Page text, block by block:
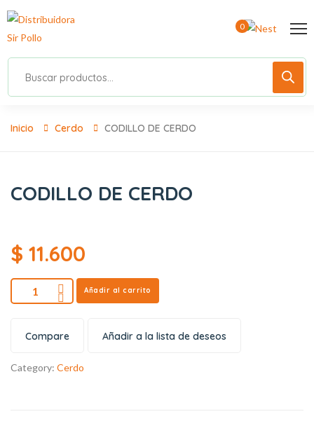
0
Inicio Cerdo CODILLO DE CERDO
CODILLO DE CERDO
$ 11.600
Añadir al carrito
Compare Añadir a la lista de deseos
Category: Cerdo